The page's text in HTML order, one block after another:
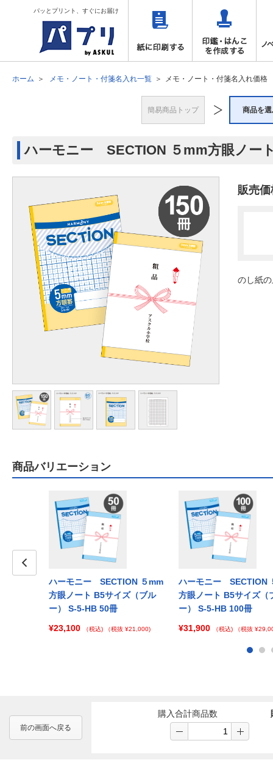
パッとプリント、すぐにお届け
ホーム メモ・ノート・付箋名入れ一覧 メモ・ノート・付箋名入れ価格
簡易商品トップ 商品を
ハーモニー SECTION ５mm方眼ノー
販売価
のし紙
商品バリエーション
ハーモニー SECTION ５mm
方眼ノート B5サイズ（ブル
ー） S-5-HB 50冊
¥23,100
（税込) （税抜 ¥21,000)
ハーモニー SECTION
方眼ノート B5サイズ（
ー） S-5-HB 100冊
¥31,900
（税込) （税抜
前の画面へ戻る
購入合計商品数